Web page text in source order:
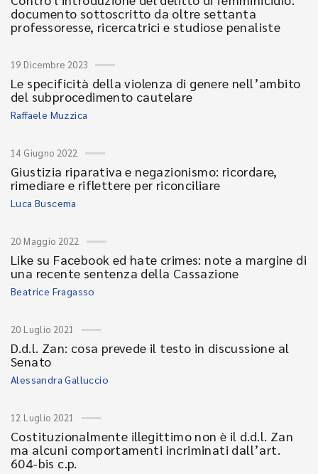
documento sottoscritto da oltre settanta
professoresse, ricercatrici e studiose penaliste
19 Dicembre 2023
Le specificità della violenza di genere nell’ambito
del subprocedimento cautelare
Raffaele Muzzica
14 Giugno 2022
Giustizia riparativa e negazionismo: ricordare,
rimediare e riflettere per riconciliare
Luca Buscema
20 Maggio 2022
Like su Facebook ed hate crimes: note a margine di
una recente sentenza della Cassazione
Beatrice Fragasso
20 Luglio 2021
D.d.l. Zan: cosa prevede il testo in discussione al
Senato
Alessandra Galluccio
12 Luglio 2021
Costituzionalmente illegittimo non è il d.d.l. Zan
ma alcuni comportamenti incriminati dall’art.
604-bis c.p.